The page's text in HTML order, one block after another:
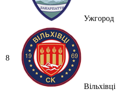
Ужгород
8
Вільхівці